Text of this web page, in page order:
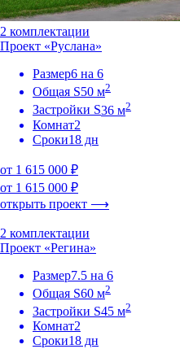
2 комплектации
Проект «Руслана»
Размер6 на 6
Общая S50 м2
Застройки S36 м2
Комнат2
Сроки18 дн
от 1 615 000 ₽
от 1 615 000 ₽
открыть проект ⟶
2 комплектации
Проект «Регина»
Размер7.5 на 6
Общая S60 м2
Застройки S45 м2
Комнат2
Сроки18 дн